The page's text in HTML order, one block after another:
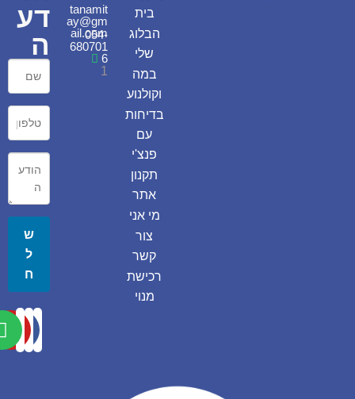
בית
הבלוג
שלי
במה
וקולנוע
בדיחות
עם
פנצ'י
תקנון
אתר
מי אני
צור
קשר
רכישת
מנוי
tanamit
ay@gm
ail.com
054-
680701
6
1
דע
ה
ש
ל
ח